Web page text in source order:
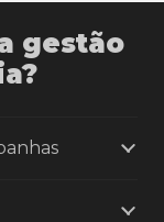
gestão